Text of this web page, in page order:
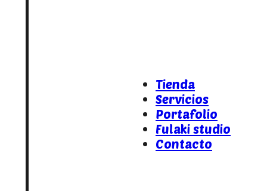
Tienda
Servicios
Portafolio
Fulaki studio
Contacto